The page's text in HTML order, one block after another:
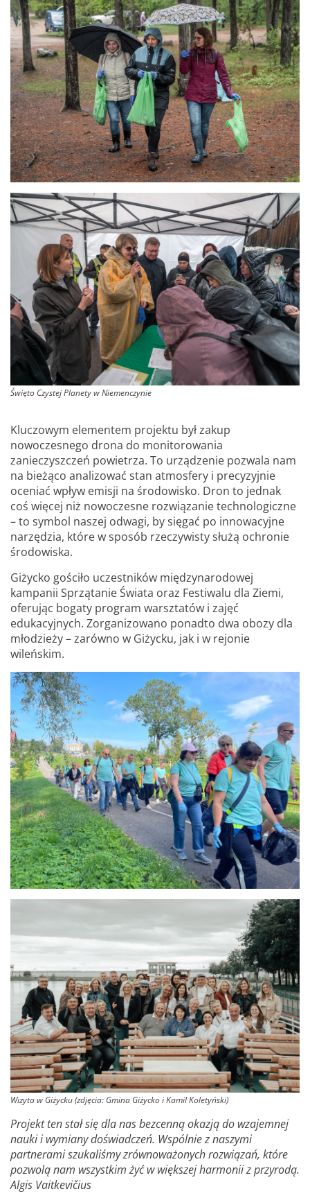
Święto Czystej Planety w Niemenczynie
Kluczowym elementem projektu był zakup
nowoczesnego drona do monitorowania
zanieczyszczeń powietrza. To urządzenie pozwala nam
na bieżąco analizować stan atmosfery i precyzyjnie
oceniać wpływ emisji na środowisko. Dron to jednak
coś więcej niż nowoczesne rozwiązanie technologiczne
– to symbol naszej odwagi, by sięgać po innowacyjne
narzędzia, które w sposób rzeczywisty służą ochronie
środowiska.
Giżycko gościło uczestników międzynarodowej
kampanii Sprzątanie Świata oraz Festiwalu dla Ziemi,
oferując bogaty program warsztatów i zajęć
edukacyjnych. Zorganizowano ponadto dwa obozy dla
młodzieży – zarówno w Giżycku, jak i w rejonie
wileńskim.
Wizyta w Giżycku(zdjęcia: Gmina Giżycko i Kamil Koletyński)
Projekt ten stał się dla nas bezcenną okazją do wzajemnej
nauki i wymiany doświadczeń. Wspólnie z naszymi
partnerami szukaliśmy zrównoważonych rozwiązań, które
pozwolą nam wszystkim żyć w większej harmonii z przyrodą.
Algis Vaitkevičius